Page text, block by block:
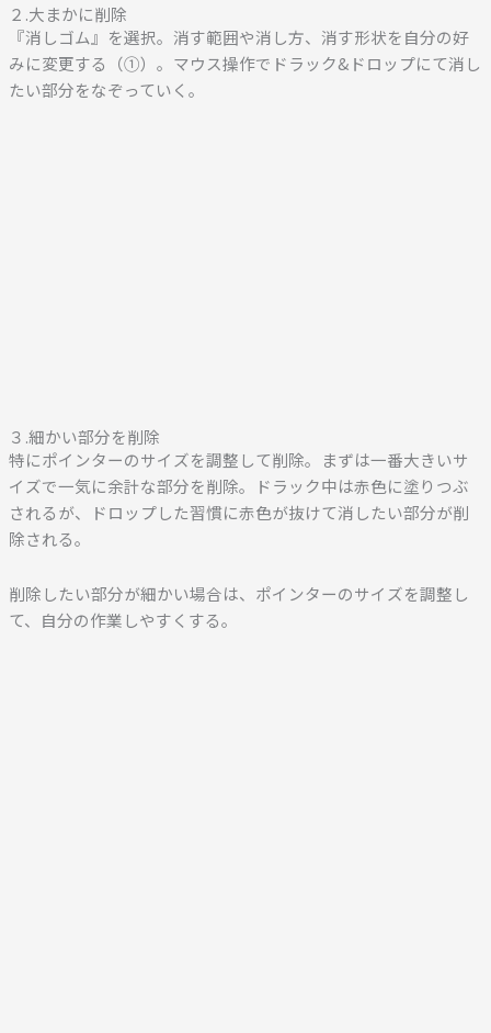
２.大まかに削除
『消しゴム』を選択。消す範囲や消し方、消す形状を自分の好
みに変更する（①）。マウス操作でドラック&ドロップにて消し
たい部分をなぞっていく。
３.細かい部分を削除
特にポインターのサイズを調整して削除。まずは一番大きいサ
イズで一気に余計な部分を削除。
ドラック中は赤色に塗りつぶ
されるが、ドロップした習慣に赤色が抜けて消したい部分が削
除される。
削除したい部分が細かい場合は、ポインターのサイズを調整し
て、自分の作業しやすくする。